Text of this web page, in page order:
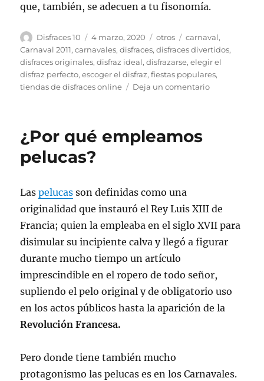
que, también, se adecuen a tu fisonomía.
Autor
Disfraces 10
Publicado
el
4 marzo, 2020 Categorías
otros Etiquetas
carnaval,
Carnaval 2011,carnavales,disfraces,disfraces divertidos,
disfraces originales,disfraz ideal,disfrazarse,elegir el
disfraz perfecto,escoger el disfraz,fiestas populares,
tiendas de disfraces online
Deja un comentarioen
¿Por qué empleamos
pelucas?
Laspelucas son definidas como una
originalidad que instauró el Rey Luis XIII de
Francia; quien la empleaba en el siglo XVII para
disimular su incipiente calva y llegó a figurar
durante mucho tiempo un artículo
imprescindible en el ropero de todo señor,
supliendo el pelo original y de obligatorio uso
en los actos públicos hasta la aparición de la
Revolución Francesa.
Pero donde tiene también mucho
protagonismo las pelucas es en los Carnavales.